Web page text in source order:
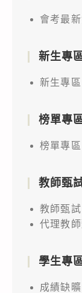
會考最
新生專
新生專區
榜單專
榜單專區
教師甄
教師甄試
代理教
學生專
成績缺曠